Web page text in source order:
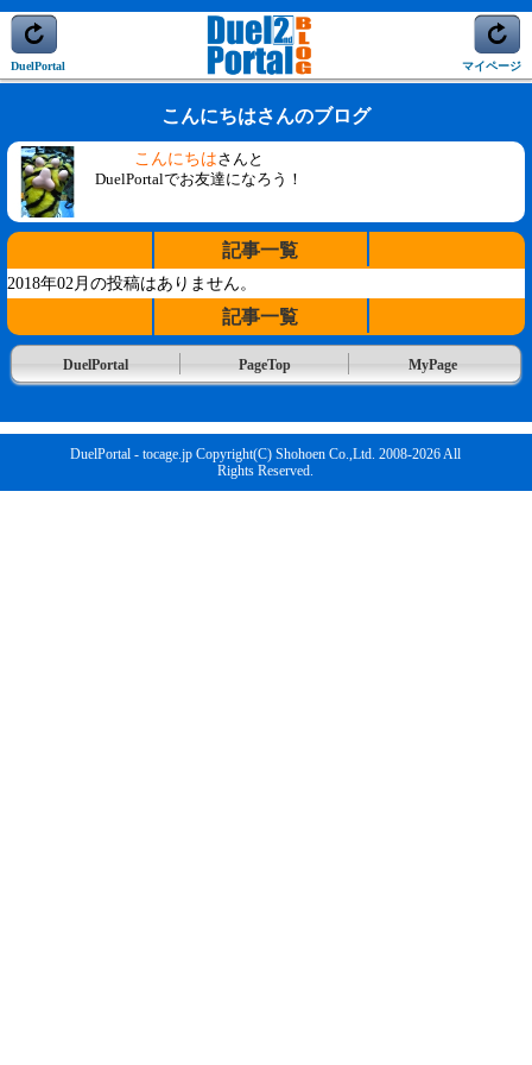
DuelPortal マイページ
こんにちはさんのブログ
こんにちはさんと
DuelPortalでお友達になろう！
記事一覧
2018年02月の投稿はありません。
記事一覧
DuelPortal PageTop MyPage
DuelPortal - tocage.jp Copyright(C) Shohoen Co.,Ltd. 2008-2026 All
Rights Reserved.